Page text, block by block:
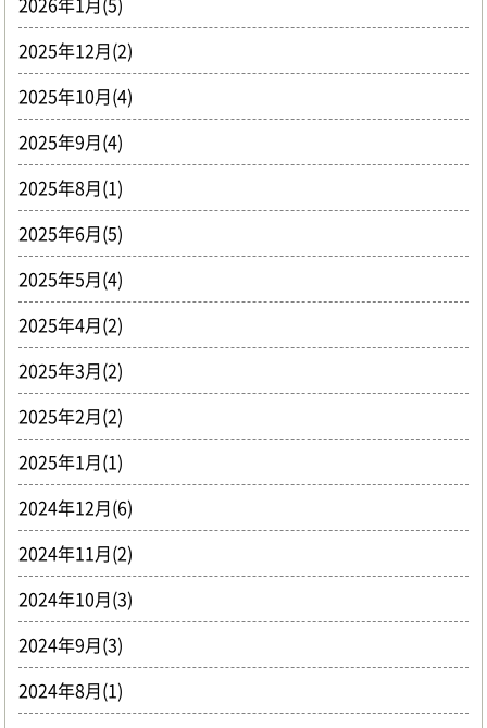
2025年12月(2)
2025年10月(4)
2025年9月(4)
2025年8月(1)
2025年6月(5)
2025年5月(4)
2025年4月(2)
2025年3月(2)
2025年2月(2)
2025年1月(1)
2024年12月(6)
2024年11月(2)
2024年10月(3)
2024年9月(3)
2024年8月(1)